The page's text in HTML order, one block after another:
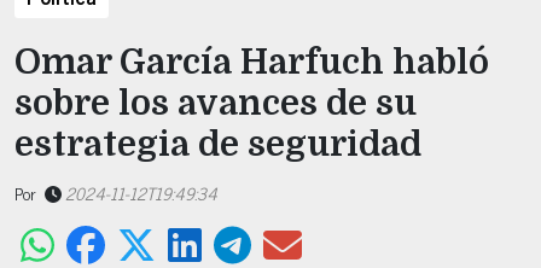
Omar García Harfuch habló
sobre los avances de su
estrategia de seguridad
Por 2024-11-12T19:49:34